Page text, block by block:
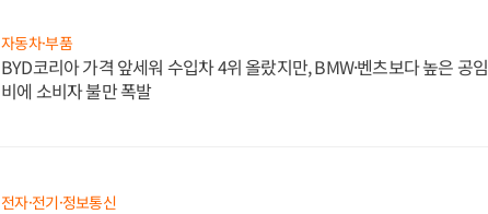
자동차·부품
BYD코리아 가격 앞세워 수입차 4위 올랐지만, BMW·벤츠보다 높은 공임
비에 소비자 불만 폭발
전자·전기·정보통신